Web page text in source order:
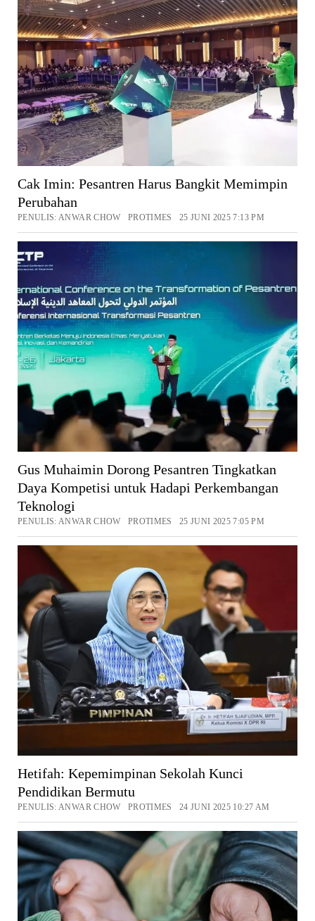
Cak Imin: Pesantren Harus Bangkit Memimpin
Perubahan
PENULIS: ANWAR CHOW PROTIMES 25 JUNI 2025 7:13 PM
Gus Muhaimin Dorong Pesantren Tingkatkan
Daya Kompetisi untuk Hadapi Perkembangan
Teknologi
PENULIS: ANWAR CHOW PROTIMES 25 JUNI 2025 7:05 PM
Hetifah: Kepemimpinan Sekolah Kunci
Pendidikan Bermutu
PENULIS: ANWAR CHOW PROTIMES 24 JUNI 2025 10:27 AM